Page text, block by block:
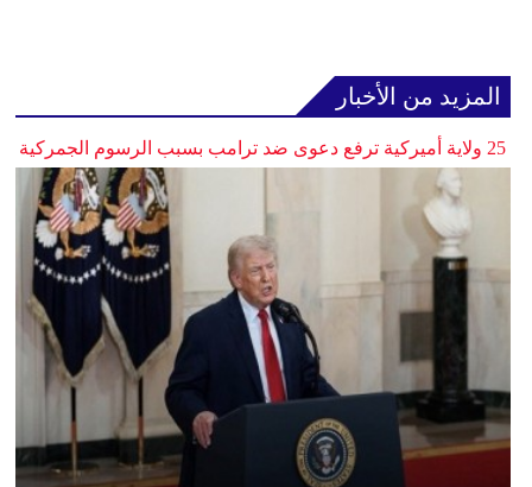
المزيد من الأخبار
25 ولاية أميركية ترفع دعوى ضد ترامب بسبب الرسوم الجمركية